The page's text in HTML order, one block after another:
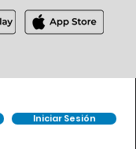
Iniciar Sesión